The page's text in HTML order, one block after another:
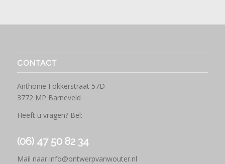
CONTACT
Anthonie Fokkerstraat 57D
3772 MP Barneveld
Heeft u vragen? Bel:
(06) 47 50 82 34
Mail naar info@ontwerpvanwouter.nl